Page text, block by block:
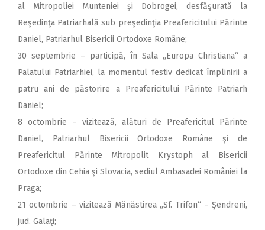
al Mitropoliei Munteniei şi Dobrogei, desfăşurată la
Reşedinţa Patriarhală sub preşedinţia Preafericitului Părinte
Daniel, Patriarhul Bisericii Ortodoxe Române;
30 septembrie – participă, în Sala ,,Europa Christiana“ a
Palatului Patriarhiei, la momentul festiv dedicat împlinirii a
patru ani de păstorire a Preafericitului Părinte Patriarh
Daniel;
8 octombrie – vizitează, alături de Preafericitul Părinte
Daniel, Patriarhul Bisericii Ortodoxe Române şi de
Preafericitul Părinte Mitropolit Krystoph al Bisericii
Ortodoxe din Cehia şi Slovacia, sediul Ambasadei României la
Praga;
21 octombrie – vizitează Mănăstirea ,,Sf. Trifon“ – Şendreni,
jud. Galaţi;